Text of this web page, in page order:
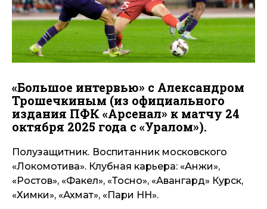
«Большое интервью» с Александром
Трошечкиным (из официального
издания ПФК «Арсенал» к матчу 24
октября 2025 года с «Уралом»).
Полузащитник. Воспитанник московского
«Локомотива». Клубная карьера: «Анжи»,
«Ростов», «Факел», «Тосно», «Авангард» Курск,
«Химки», «Ахмат», «Пари НН».